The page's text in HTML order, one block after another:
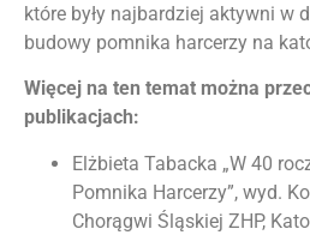
które były najbardziej aktywni w
budowy pomnika harcerzy na
Więcej na ten temat można
publikacjach:
Elżbieta Tabacka „W 40
Pomnika Harcerzy”, wyd.
Chorągwi Śląskiej ZHP,